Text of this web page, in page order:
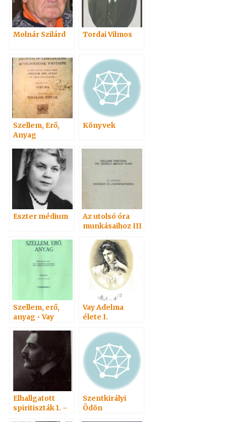
Molnár Szilárd Tordai Vilmos
Szellem, Erő,
Anyag
Könyvek
Eszter médium
Az utolsó óra
munkásaihoz III
Szellem, erő,
anyag • Vay
Vay Adelma
élete I.
Elhallgatott
spiritiszták 1. –
Szentkirályi
Ödön